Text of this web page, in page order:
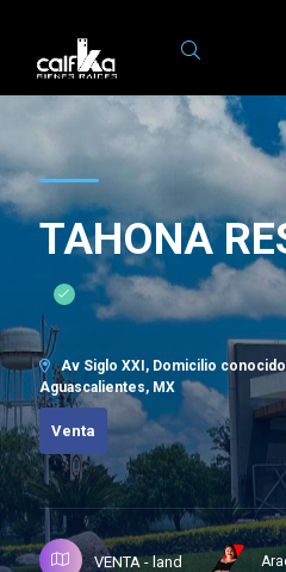
TAHONA
Av Siglo XXI, Domicilio
Aguascalientes, MX
Venta
VENTA - land